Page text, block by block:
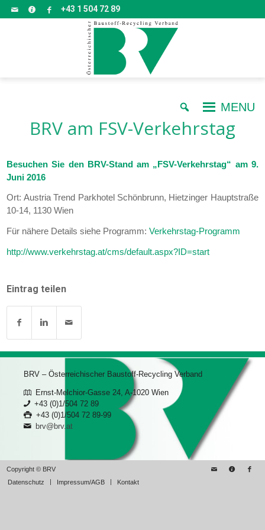
+43 1 504 72 89
MENU
BRV am FSV-Verkehrstag
Besuchen Sie den BRV-Stand am „FSV-Verkehrstag“ am 9.
Juni 2016
Ort: Austria Trend Parkhotel Schönbrunn, Hietzinger Hauptstraße
10-14, 1130 Wien
Für nähere Details siehe Programm:Verkehrstag-Programm
http://www.verkehrstag.at/cms/default.aspx?ID=start
Eintrag teilen
BRV – Österreichischer Baustoff-Recycling Verband
Ernst-Melchior-Gasse 24, A-1020 Wien
+43 (0)1/504 72 89
+43 (0)1/504 72 89-99
brv@brv.at
Copyright © BRV
Datenschutz
Impressum/AGB Kontakt